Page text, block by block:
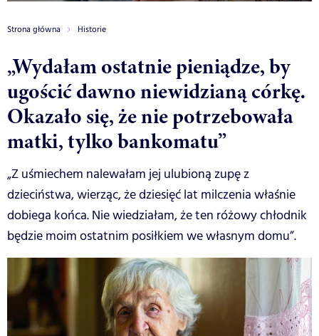
Strona główna Historie
„Wydałam ostatnie pieniądze, by
ugościć dawno niewidzianą córkę.
Okazało się, że nie potrzebowała
matki, tylko bankomatu”
„Z uśmiechem nalewałam jej ulubioną zupę z
dzieciństwa, wierząc, że dziesięć lat milczenia właśnie
dobiega końca. Nie wiedziałam, że ten różowy chłodnik
będzie moim ostatnim posiłkiem we własnym domu”.